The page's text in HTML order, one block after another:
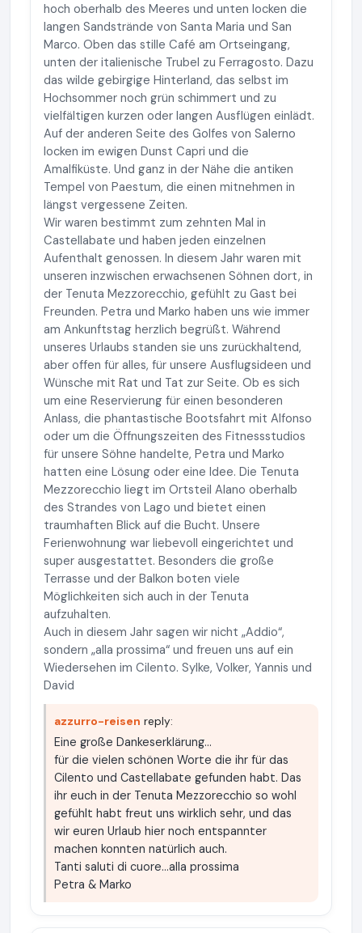
hoch oberhalb des Meeres und unten locken die
langen Sandstrände von Santa Maria und San
Marco. Oben das stille Café am Ortseingang,
unten der italienische Trubel zu Ferragosto. Dazu
das wilde gebirgige Hinterland, das selbst im
Hochsommer noch grün schimmert und zu
vielfältigen kurzen oder langen Ausflügen einlädt.
Auf der anderen Seite des Golfes von Salerno
locken im ewigen Dunst Capri und die
Amalfiküste. Und ganz in der Nähe die antiken
Tempel von Paestum, die einen mitnehmen in
längst vergessene Zeiten.
Wir waren bestimmt zum zehnten Mal in
Castellabate und haben jeden einzelnen
Aufenthalt genossen. In diesem Jahr waren mit
unseren inzwischen erwachsenen Söhnen dort, in
der Tenuta Mezzorecchio, gefühlt zu Gast bei
Freunden. Petra und Marko haben uns wie immer
am Ankunftstag herzlich begrüßt. Während
unseres Urlaubs standen sie uns zurückhaltend,
aber offen für alles, für unsere Ausflugsideen und
Wünsche mit Rat und Tat zur Seite. Ob es sich
um eine Reservierung für einen besonderen
Anlass, die phantastische Bootsfahrt mit Alfonso
oder um die Öffnungszeiten des Fitnessstudios
für unsere Söhne handelte, Petra und Marko
hatten eine Lösung oder eine Idee. Die Tenuta
Mezzorecchio liegt im Ortsteil Alano oberhalb
des Strandes von Lago und bietet einen
traumhaften Blick auf die Bucht. Unsere
Ferienwohnung war liebevoll eingerichtet und
super ausgestattet. Besonders die große
Terrasse und der Balkon boten viele
Möglichkeiten sich auch in der Tenuta
aufzuhalten.
Auch in diesem Jahr sagen wir nicht „Addio“,
sondern „alla prossima“ und freuen uns auf ein
Wiedersehen im Cilento. Sylke, Volker, Yannis und
David
azzurro-reisen reply:
Eine große Dankeserklärung...
für die vielen schönen Worte die ihr für das
Cilento und Castellabate gefunden habt. Das
ihr euch in der Tenuta Mezzorecchio so wohl
gefühlt habt freut uns wirklich sehr, und das
wir euren Urlaub hier noch entspannter
machen konnten natürlich auch.
Tanti saluti di cuore...alla prossima
Petra & Marko